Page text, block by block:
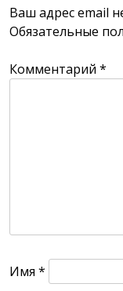
Ваш адрес email
Обязательные
Комментарий *
Имя *